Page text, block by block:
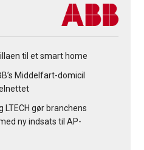
til et smart home
Middelfart-domicil
gør branchens
ny indsats til AP-